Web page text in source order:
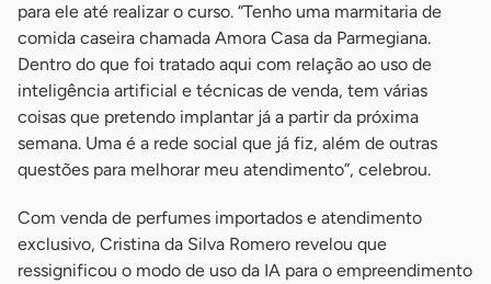
para ele até realizar o curso. “Tenho uma marmitaria de
comida caseira chamada Amora Casa da Parmegiana.
Dentro do que foi tratado aqui com relação ao uso de
inteligência artificial e técnicas de venda, tem várias
coisas que pretendo implantar já a partir da próxima
semana. Uma é a rede social que já fiz, além de outras
questões para melhorar meu atendimento”, celebrou.
Com venda de perfumes importados e atendimento
exclusivo, Cristina da Silva Romero revelou que
ressignificou o modo de uso da IA para o empreendimento